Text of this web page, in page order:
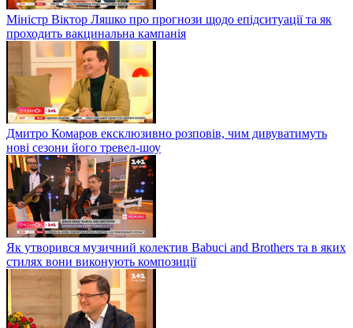
Міністр Віктор Ляшко про прогнози щодо епідситуації та як
проходить вакцинальна кампанія
Дмитро Комаров ексклюзивно розповів, чим дивуватимуть
нові сезони його тревел-шоу
Як утворився музичний колектив Babuci and Brothers та в яких
стилях вони виконують композиції